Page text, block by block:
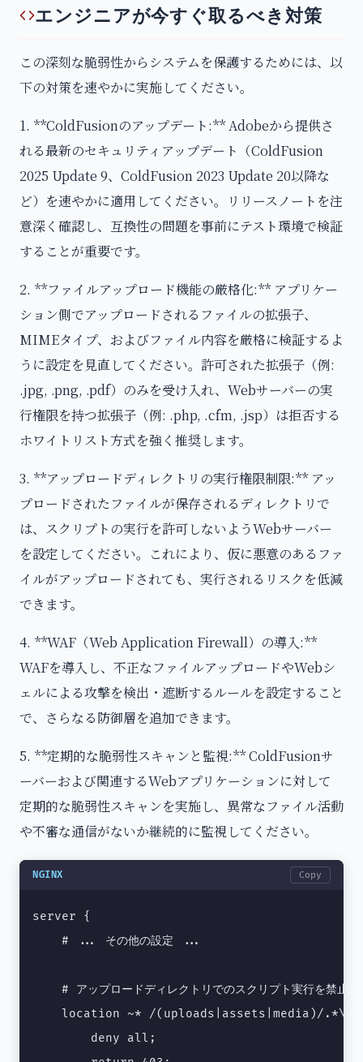
エンジニアが今すぐ取るべき対策
この深刻な脆弱性からシステムを保護するためには、以
下の対策を速やかに実施してください。
1. **ColdFusionのアップデート:** Adobeから提供さ
れる最新のセキュリティアップデート（ColdFusion
2025 Update 9、ColdFusion 2023 Update 20以降な
ど）を速やかに適用してください。リリースノートを注
意深く確認し、互換性の問題を事前にテスト環境で検証
することが重要です。
2. **ファイルアップロード機能の厳格化:** アプリケー
ション側でアップロードされるファイルの拡張子、
MIMEタイプ、およびファイル内容を厳格に検証するよ
うに設定を見直してください。許可された拡張子（例:
.jpg, .png, .pdf）のみを受け入れ、Webサーバーの実
行権限を持つ拡張子（例: .php, .cfm, .jsp）は拒否する
ホワイトリスト方式を強く推奨します。
3. **アップロードディレクトリの実行権限制限:** アッ
プロードされたファイルが保存されるディレクトリで
は、スクリプトの実行を許可しないようWebサーバー
を設定してください。これにより、仮に悪意のあるファ
イルがアップロードされても、実行されるリスクを低減
できます。
4. **WAF（Web Application Firewall）の導入:**
WAFを導入し、不正なファイルアップロードやWebシ
ェルによる攻撃を検出・遮断するルールを設定すること
で、さらなる防御層を追加できます。
5. **定期的な脆弱性スキャンと監視:** ColdFusionサ
ーバーおよび関連するWebアプリケーションに対して
定期的な脆弱性スキャンを実施し、異常なファイル活動
や不審な通信がないか継続的に監視してください。
NGINX Copy
server {
    # ... その他の設定 ...
# アップロードディレクトリでのスクリプト実行を禁止す
location ~* /(uploads|assets|media)/
        deny all;